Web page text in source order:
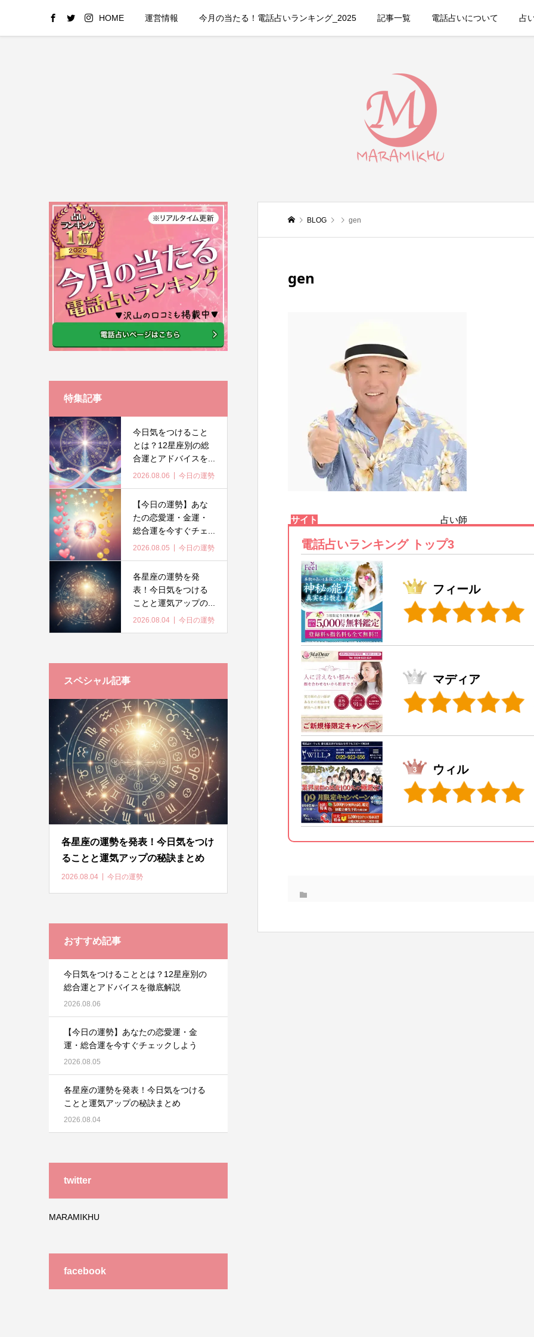
HOME 運営情報 今月の当たる！電話占いランキング_2025 記事一覧 電話占いについて 占
BLOG gen
gen
サイト 占い師
電話占いランキング トップ3
フィール
マディア
ウィル
特集記事
今日気をつけること
とは？12星座別の総
合運とアドバイスを...
2026.08.06 今日の運勢
【今日の運勢】あな
たの恋愛運・金運・
総合運を今すぐチェ...
2026.08.05 今日の運勢
各星座の運勢を発
表！今日気をつける
ことと運気アップの...
2026.08.04 今日の運勢
スペシャル記事
各星座の運勢を発表！今日気をつけ
ることと運気アップの秘訣まとめ
2026.08.04 今日の運勢
おすすめ記事
今日気をつけることとは？12星座別の
総合運とアドバイスを徹底解説
2026.08.06
【今日の運勢】あなたの恋愛運・金
運・総合運を今すぐチェックしよう
2026.08.05
各星座の運勢を発表！今日気をつける
ことと運気アップの秘訣まとめ
2026.08.04
twitter
MARAMIKHU
facebook